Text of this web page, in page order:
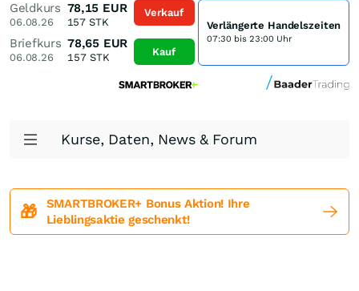
Geldkurs
06.08.26
78,15 EUR
157 STK
Briefkurs
06.08.26
78,65 EUR
157STK
Verkauf
Kauf
Verlängerte Handelszeiten
07:30 bis 23:00 Uhr
Kurse, Daten, News & Forum
🎁
SMARTBROKER+ Bonus Aktion! Ihre
Lieblingsaktie geschenkt!